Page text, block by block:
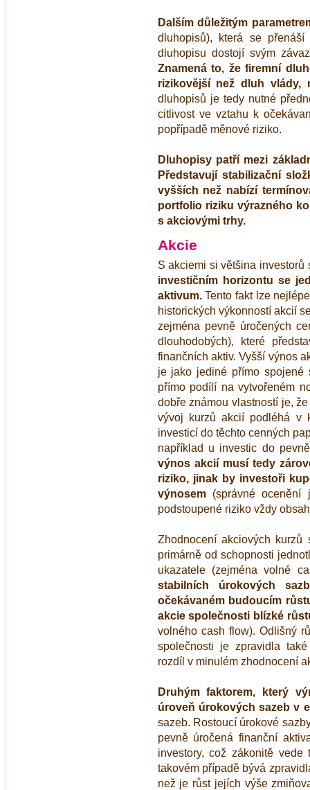
Dalším důležitým
dluhopisů), která se
dluhopisu dostojí svým
Znamená to, že firemní
rizikovější než dluh vlády,
dluhopisů je tedy nutné
citlivost ve vztahu k
popřípadě měnové riziko.
Dluhopisy patří mezi
Představují stabilizační
vyšších než nabízí
portfolio riziku výrazného
s akciovými trhy.
Akcie
S akciemi si většina
investičním horizontu se
aktivum.Tento fakt lze
historických výkonností akcií
zejména pevně úročených
dlouhodobých), které
finančních aktiv. Vyšší výnos
je jako jediné přímo spojené
přímo podílí na vytvořeném
dobře známou vlastností je,
vývoj kurzů akcií podléhá v
investicí do těchto cenných
například u investic do
výnos akcií musí tedy
riziko, jinak by investoři
výnosem(správné ocenění
podstoupené riziko vždy
Zhodnocení akciových
primárně od schopnosti
ukazatele (zejména volné
stabilních úrokových
očekávaném budoucím
akcie společnosti blízké
volného cash flow). Odlišný
společnosti je zpravidla
rozdíl v minulém zhodnocení
Druhým faktorem, který
úroveň úrokových sazeb v
sazeb. Rostoucí úrokové
pevně úročená finanční
investory, což zákonitě
takovém případě bývá
než je růst jejích výše